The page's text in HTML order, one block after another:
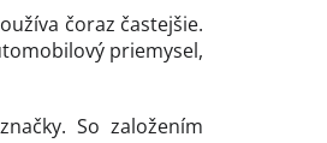
čoraz častejšie.
priemysel,
So založením